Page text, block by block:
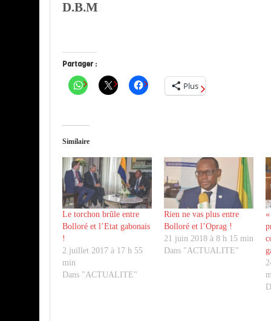
D.B.M
Partager :
Plus
Similaire
Le torchon brûle entre
Bolloré et l’Etat gabonais
!
2 juillet 2017 à 17 h 55
min
Dans "ACTUALITE"
Rien ne vas plus entre
Bolloré et l’Oprag !
21 juin 2018 à 8 h 15 min
Dans "ACTUALITE"